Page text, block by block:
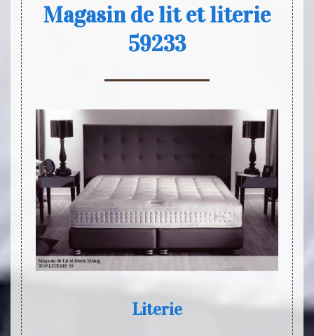
Magasin de lit et literie
59233
Literie